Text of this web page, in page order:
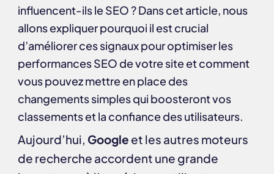
influencent-ils le SEO ? Dans cet article, nous
allons expliquer pourquoi il est crucial
d’améliorer ces signaux pour optimiser les
performances SEO de votre site et comment
vous pouvez mettre en place des
changements simples qui boosteront vos
classements et la confiance des utilisateurs.
Aujourd’hui, Google et les autres moteurs
de recherche accordent une grande